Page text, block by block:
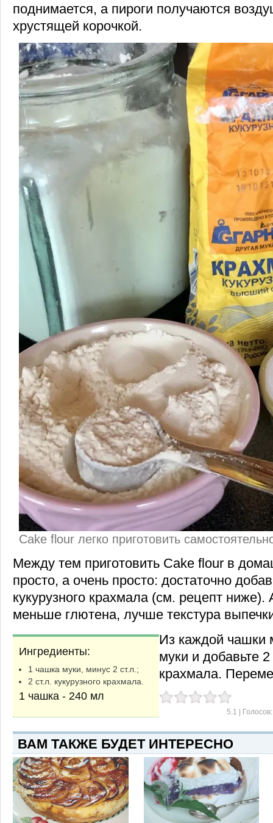
поднимается, а пироги получаются
хрустящей корочкой.
Cake flour легко приготовить
Между тем приготовить Cake flour в
просто, а очень просто: достаточно
кукурузного крахмала (см. рецепт
меньше глютена, лучше текстура
Ингредиенты:
1 чашка муки, минус 2 ст.л.;
2 ст.л. кукурузного крахмала.
1 чашка - 240 мл
Из каждой чашки
муки и добавьте 2
крахмала.
5.1 |
ВАМ ТАКЖЕ БУДЕТ ИНТЕРЕСНО